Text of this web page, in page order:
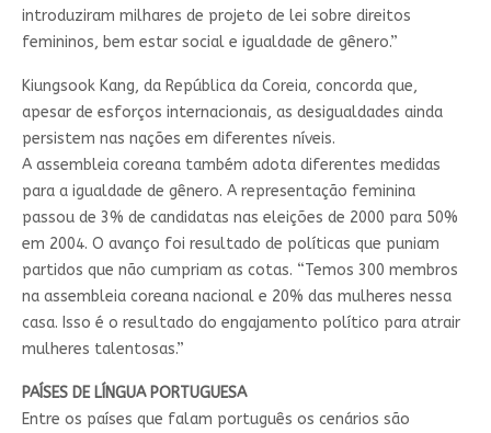
introduziram milhares de projeto de lei sobre direitos
femininos, bem estar social e igualdade de gênero.”
Kiungsook Kang, da República da Coreia, concorda que,
apesar de esforços internacionais, as desigualdades ainda
persistem nas nações em diferentes níveis.
A assembleia coreana também adota diferentes medidas
para a igualdade de gênero. A representação feminina
passou de 3% de candidatas nas eleições de 2000 para 50%
em 2004. O avanço foi resultado de políticas que puniam
partidos que não cumpriam as cotas. “Temos 300 membros
na assembleia coreana nacional e 20% das mulheres nessa
casa. Isso é o resultado do engajamento político para atrair
mulheres talentosas.”
PAÍSES DE LÍNGUA PORTUGUESA
Entre os países que falam português os cenários são